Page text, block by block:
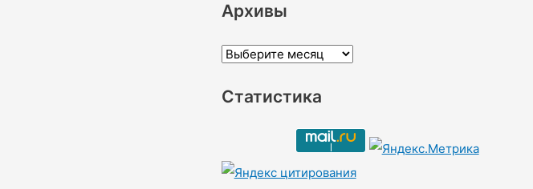
Архивы
А
х
ы
Статистика